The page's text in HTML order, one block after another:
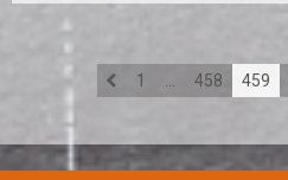
1 458 459